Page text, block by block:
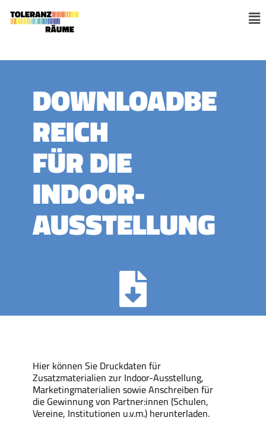
Inhalt
springen
DOWNLOADBE
REICH
FÜR DIE
INDOOR-
AUSSTELLUNG
Hier können Sie Druckdaten für
Zusatzmaterialien zur Indoor-Ausstellung,
Marketingmaterialien sowie Anschreiben für
die Gewinnung von Partner:innen (Schulen,
Vereine, Institutionen u.v.m.) herunterladen.